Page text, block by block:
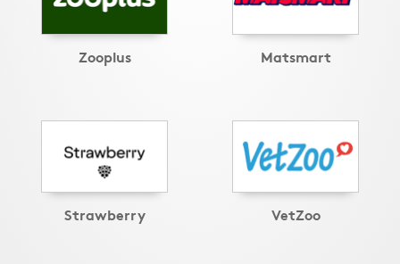
Zooplus Matsmart
Strawberry VetZoo